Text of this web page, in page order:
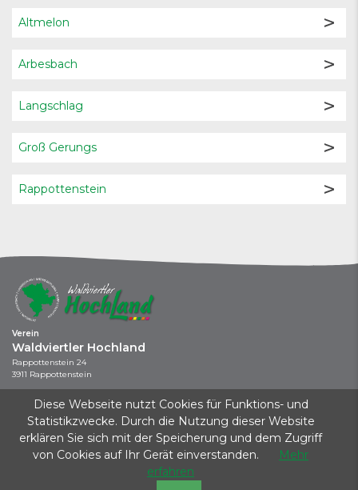
Altmelon
Arbesbach
Langschlag
Groß Gerungs
Rappottenstein
Verein
Waldviertler Hochland
Rappottenstein 24
3911 Rappottenstein
+43 664 / 737 043 44
info@waldviertler-hochland.at
Kontakt|Impressum| Datenschutz|Startseite
Dieses Projekt wird aus Mitteln des Klima- und Energiefonds gefördert und im
Rahmen des Programms KLAR! KlimawandelAnpassungsModellRegionen
Diese Webseite nutzt Cookies für Funktions- und
Statistikzwecke. Durch die Nutzung dieser Website
erklären Sie sich mit der Speicherung und dem Zugriff
von Cookies auf Ihr Gerät einverstanden.
Mehr
erfahren